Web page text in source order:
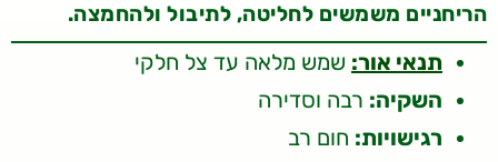
הריחניים משמשים לחליטה, לתיבול ולהחמצה.
תנאי אור: שמש מלאה עד צל חלקי
השקיה: רבה וסדירה
רגישויות: חום רב